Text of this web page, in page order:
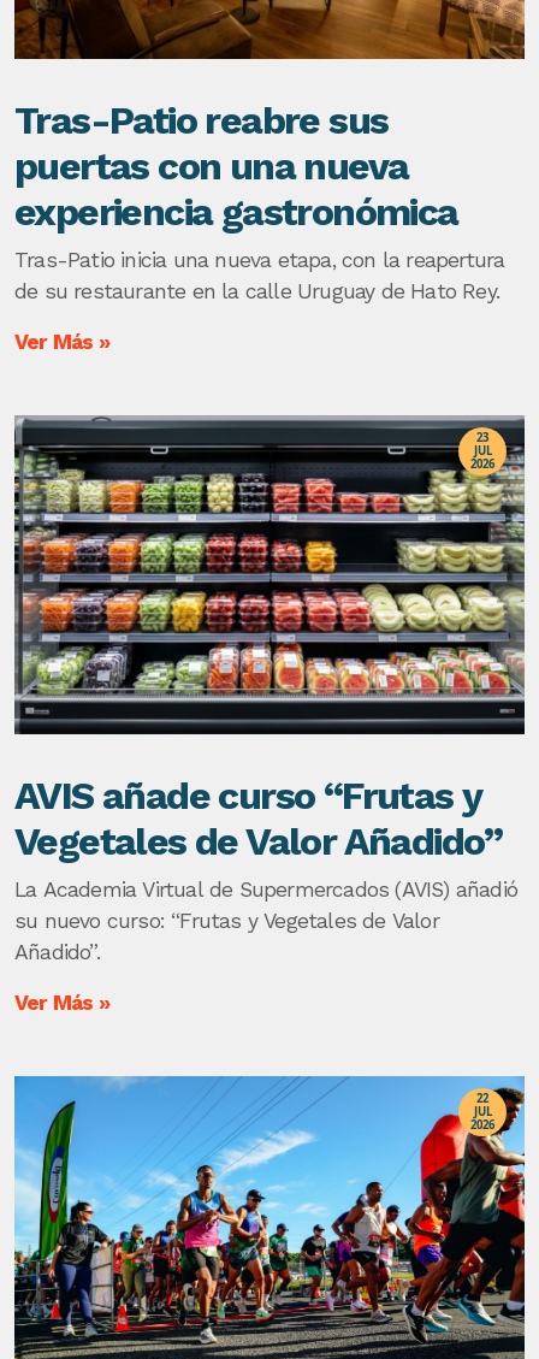
Tras-Patio reabre sus
puertas con una nueva
experiencia gastronómica
Tras-Patio inicia una nueva etapa, con la reapertura
de su restaurante en la calle Uruguay de Hato Rey.
Ver Más »
23
JUL
2026
AVIS añade curso “Frutas y
Vegetales de Valor Añadido”
La Academia Virtual de Supermercados (AVIS) añadió
su nuevo curso: “Frutas y Vegetales de Valor
Añadido”.
Ver Más »
22
JUL
2026